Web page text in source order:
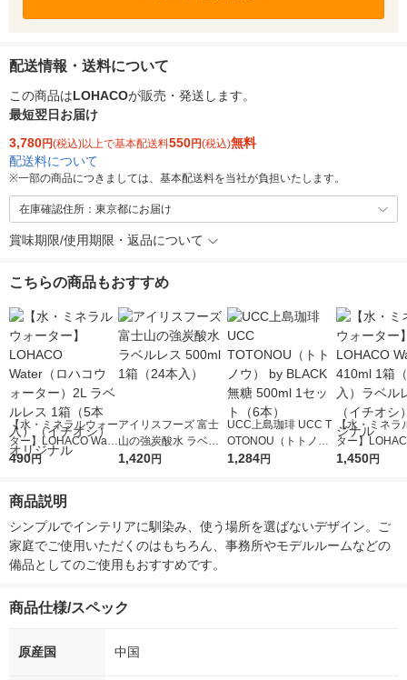
配送情報・送料について
この商品はLOHACOが販売・発送します。
最短翌日お届け
3,780円(税込)以上で基本配送料550円(税込)無料
配送料について
※一部の商品につきましては、基本配送料を当社が負担いたします。
在庫確認住所：東京都にお届け
賞味期限/使用期限・返品について
こちらの商品もおすすめ
【水・ミネラルウォー
ター】LOHACO Wate
r（ロハコウォータ
シ） オリジナル
490円
アイリスフーズ 富士
山の強炭酸水 ラベル
レス 500ml 1箱（24
1,420円
UCC上島珈琲 UCC T
OTONOU（トトノ
ウ） by BLACK無糖 5
1,284円
【水・ミネラ
ター】
r 410ml 1箱（
1,450円
商品説明
シンプルでインテリアに馴染み、使う場所を選ばないデザイン。ご
家庭でご使用いただくのはもちろん、事務所やモデルルームなどの
備品としてのご使用もおすすめです。
商品仕様/スペック
原産国 中国